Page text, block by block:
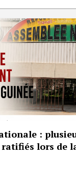
:
lors de